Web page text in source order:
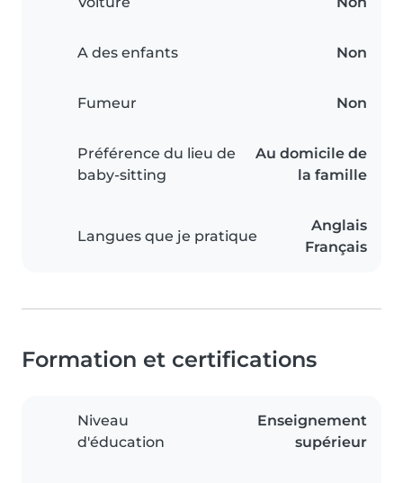
A des enfants Non
Fumeur Non
Préférence du lieu de
baby-sitting
Au domicile de
la famille
Langues que je pratique
Anglais
Français
Formation et certifications
Niveau
d'éducation
Enseignement
supérieur